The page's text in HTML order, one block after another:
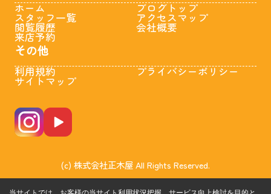
ホーム
スタッフ一覧
閲覧履歴
来店予約
ブログトップ
アクセスマップ
会社概要
その他
利用規約
サイトマップ
プライバシーポリシー
(c) 株式会社正木屋 All Rights Reserved.